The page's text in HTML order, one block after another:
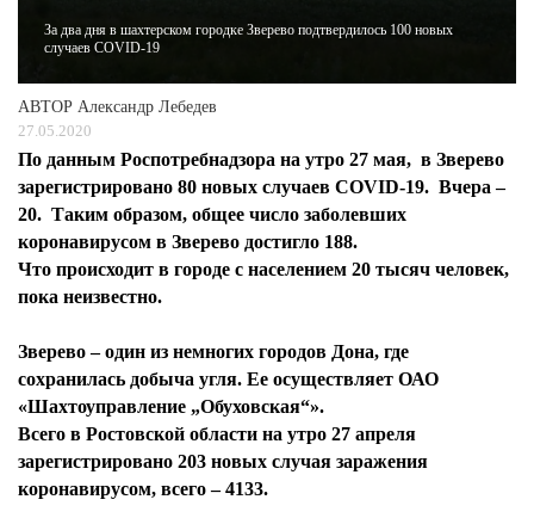
За два дня в шахтерском городке Зверево подтвердилось 100 новых
случаев COVID-19
АВТОР Александр Лебедев
27.05.2020
По данным Роспотребнадзора на утро 27 мая, в Зверево
зарегистрировано 80 новых случаев COVID-19. Вчера –
20. Таким образом, общее число заболевших
коронавирусом в Зверево достигло 188.
Что происходит в городе с населением 20 тысяч человек,
пока неизвестно.
Зверево – один из немногих городов Дона, где
сохранилась добыча угля. Ее осуществляет ОАО
«Шахтоуправление „Обуховская“».
Всего в Ростовской области на утро 27 апреля
зарегистрировано 203 новых случая заражения
коронавирусом, всего – 4133.